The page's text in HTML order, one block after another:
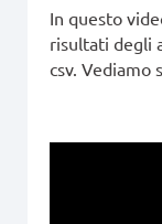
In questo
risultati degli
csv. Vediamo